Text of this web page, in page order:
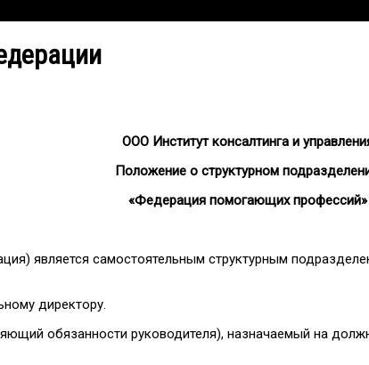
ООО Институт консалтинга и
Положение о структурном
«Федерация помогающих профессий»
является самостоятельным структурным
директору.
обязанности руководителя), назначаемый на